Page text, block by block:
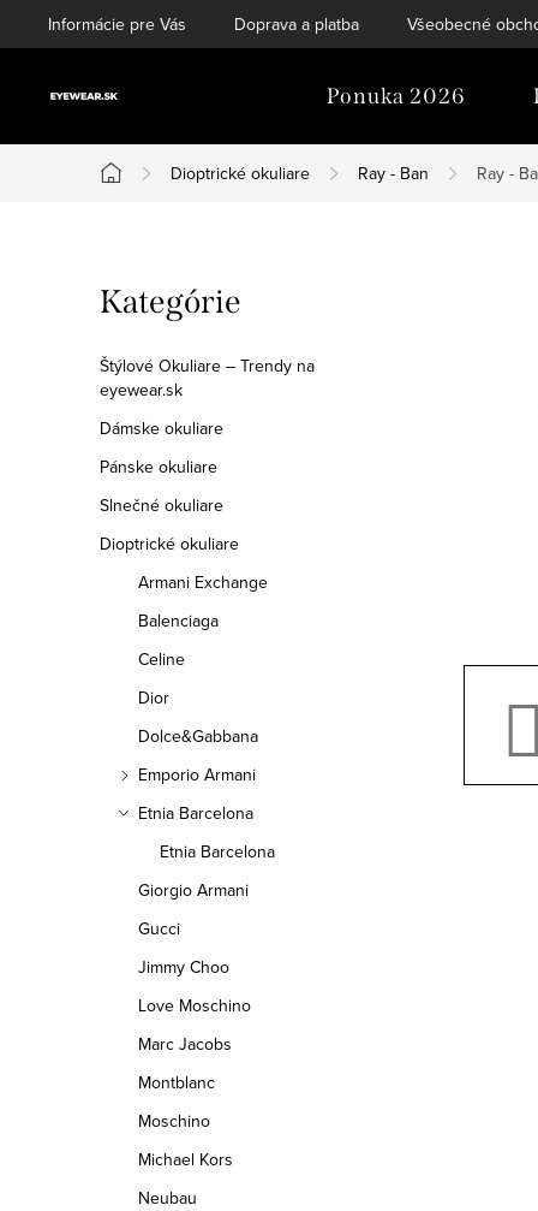
na
Informácie pre Vás Doprava a platba Všeobecné
Ponuka 2026
Domov
Dioptrické okuliare Ray - Ban Ray -
o
č
n
ý
p
a
Preskočiť
kategórie
Kategórie
Štýlové Okuliare – Trendy na
eyewear.sk
Dámske okuliare
Pánske okuliare
Slnečné okuliare
Dioptrické okuliare
Armani Exchange
Balenciaga
Celine
Dior
Dolce&Gabbana
Emporio Armani
Etnia Barcelona
Etnia Barcelona
Giorgio Armani
Gucci
Jimmy Choo
Love Moschino
Marc Jacobs
Montblanc
Moschino
Michael Kors
Neubau